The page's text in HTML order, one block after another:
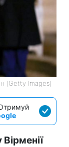
(Getty Images)